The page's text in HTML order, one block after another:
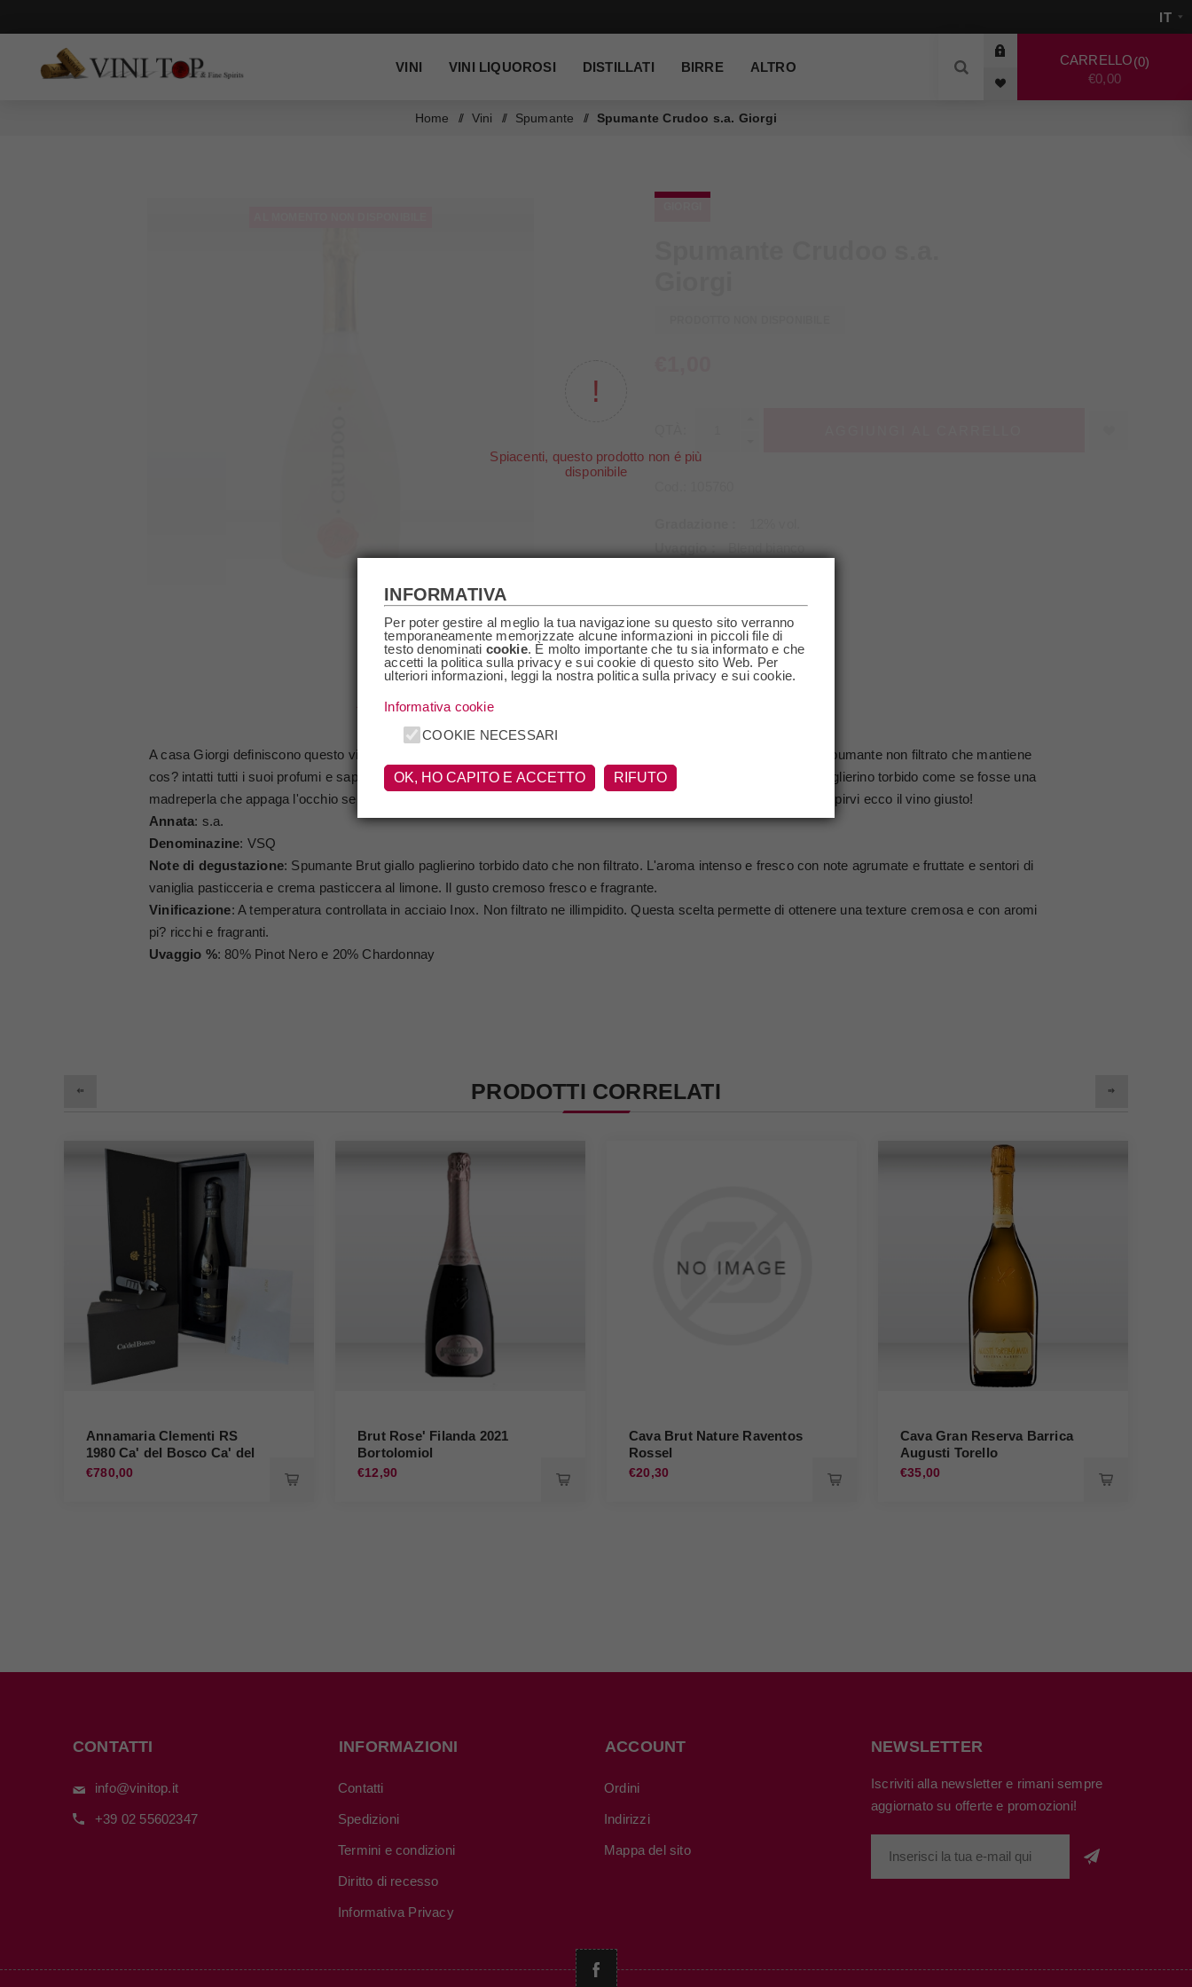
VINI VINI LIQUOROSI DISTILLATI BIRRE ALTRO CARRELLO 0
€0,00
Home / Vini / Spumante / Spumante Crudoo s.a. Giorgi
Spiacenti, questo prodotto non é più
disponibile
Uvaggio
Blend bianco
Denominazione
VSQ
A casa Giorgi definiscono questo vino come La Perla e il nome ? davvero azzeccato. Ecco per la prima volta uno spumante non filtrato che mantiene
cos? intatti tutti i suoi profumi e sapori. Una perla rara dell'enologia italiana che riempie il bicchiere di un bel giallo paglierino torbido come se fosse una
madreperla che appaga l'occhio sebbene in maniera diversa ma soprattutto gratifica il palato. Se volete stupire e stupirvi ecco il vino giusto!
Annata: s.a.
Denominazine: VSQ
Note di degustazione: Spumante Brut giallo paglierino torbido dato che non filtrato. L'aroma intenso e fresco con note agrumate e fruttate e sentori di
vaniglia pasticceria e crema pasticcera al limone. Il gusto cremoso fresco e fragrante.
Vinificazione: A temperatura controllata in acciaio Inox. Non filtrato ne illimpidito. Questa scelta permette di ottenere una texture cremosa e con aromi
pi? ricchi e fragranti.
Uvaggio %: 80% Pinot Nero e 20% Chardonnay
PRODOTTI CORRELATI
Annamaria Clementi RS
1980 Ca' del Bosco Ca' del
Bosco
€780,00
Brut Rose' Filanda 2021
Bortolomiol
€12,90
Cava Brut Nature Raventos
Rossel
€20,30
Cava Gran Reserva Barrica
Augusti Torello
€35,00
CONTATTI
info@vinitop.it
+39 02 55602347
INFORMAZIONI
Contatti
Spedizioni
Termini e condizioni
Diritto di recesso
Informativa Privacy
ACCOUNT
Ordini
Indirizzi
Mappa del sito
NEWSLETTER
Iscriviti alla newsletter e rimani sempre
aggiornato su offerte e promozioni!
INFORMATIVA
Per poter gestire al meglio la tua navigazione su questo sito verranno
temporaneamente memorizzate alcune informazioni in piccoli file di
testo denominati cookie. È molto importante che tu sia informato e che
accetti la politica sulla privacy e sui cookie di questo sito Web. Per
ulteriori informazioni, leggi la nostra politica sulla privacy e sui cookie.
Informativa cookie
COOKIE NECESSARI
OK, HO CAPITO E ACCETTO RIFUTO